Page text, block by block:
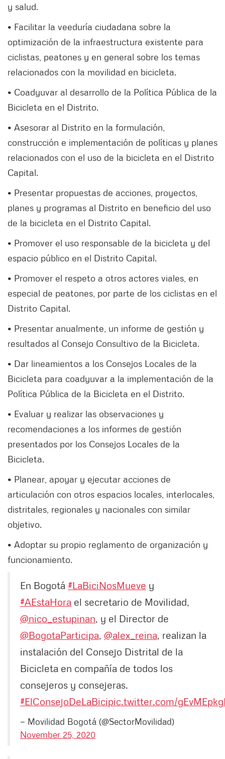
y salud.
• Facilitar la veeduría ciudadana sobre la
optimización de la infraestructura existente para
ciclistas, peatones y en general sobre los temas
relacionados con la movilidad en bicicleta.
• Coadyuvar al desarrollo de la Política Pública de la
Bicicleta en el Distrito.
• Asesorar al Distrito en la formulación,
construcción e implementación de políticas y planes
relacionados con el uso de la bicicleta en el Distrito
Capital.
• Presentar propuestas de acciones, proyectos,
planes y programas al Distrito en beneficio del uso
de la bicicleta en el Distrito Capital.
• Promover el uso responsable de la bicicleta y del
espacio público en el Distrito Capital.
• Promover el respeto a otros actores viales, en
especial de peatones, por parte de los ciclistas en el
Distrito Capital.
• Presentar anualmente, un informe de gestión y
resultados al Consejo Consultivo de la Bicicleta.
• Dar lineamientos a los Consejos Locales de la
Bicicleta para coadyuvar a la implementación de la
Política Pública de la Bicicleta en el Distrito.
• Evaluar y realizar las observaciones y
recomendaciones a los informes de gestión
presentados por los Consejos Locales de la
Bicicleta.
• Planear, apoyar y ejecutar acciones de
articulación con otros espacios locales, interlocales,
distritales, regionales y nacionales con similar
objetivo.
• Adoptar su propio reglamento de organización y
funcionamiento.
En Bogotá #LaBiciNosMueve y
#AEstaHora el secretario de Movilidad,
@nico_estupinan , y el Director de
@BogotaParticipa @alex_reina , realizan la
instalación del Consejo Distrital de la
Bicicleta en compañía de todos los
consejeros y consejeras.
#ElConsejoDeLaBicipic.twitter.com/
— Movilidad Bogotá (@SectorMovilidad)
November 25, 2020